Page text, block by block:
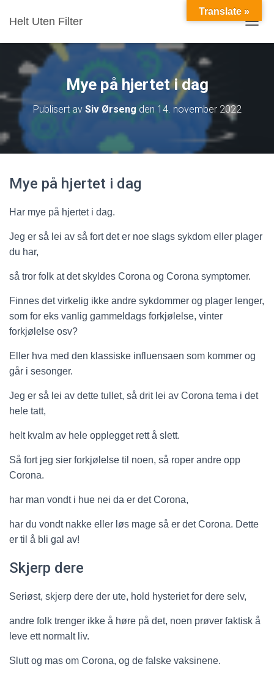
Helt Uten Filter
Mye på hjertet i dag
Publisert av Siv Ørseng den 14. november 2022
Mye på hjertet i dag
Har mye på hjertet i dag.
Jeg er så lei av så fort det er noe slags sykdom eller plager
du har,
så tror folk at det skyldes Corona og Corona symptomer.
Finnes det virkelig ikke andre sykdommer og plager lenger,
som for eks vanlig gammeldags forkjølelse, vinter
forkjølelse osv?
Eller hva med den klassiske influensaen som kommer og
går i sesonger.
Jeg er så lei av dette tullet, så drit lei av Corona tema i det
hele tatt,
helt kvalm av hele opplegget rett å slett.
Så fort jeg sier forkjølelse til noen, så roper andre opp
Corona.
har man vondt i hue nei da er det Corona,
har du vondt nakke eller løs mage så er det Corona. Dette
er til å bli gal av!
Skjerp dere
Seriøst, skjerp dere der ute, hold hysteriet for dere selv,
andre folk trenger ikke å høre på det, noen prøver faktisk å
leve ett normalt liv.
Slutt og mas om Corona, og de falske vaksinene.
Translate »